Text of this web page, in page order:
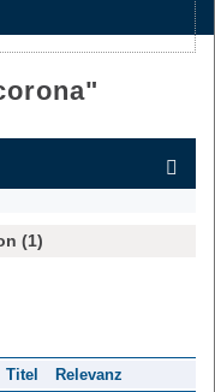
"
(1)
Titel Relevanz